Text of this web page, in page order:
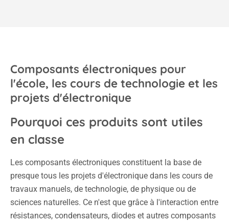
Composants électroniques pour
l'école, les cours de technologie et les
projets d'électronique
Pourquoi ces produits sont utiles
en classe
Les composants électroniques constituent la base de
presque tous les projets d'électronique dans les cours de
travaux manuels, de technologie, de physique ou de
sciences naturelles. Ce n'est que grâce à l'interaction entre
résistances, condensateurs, diodes et autres composants